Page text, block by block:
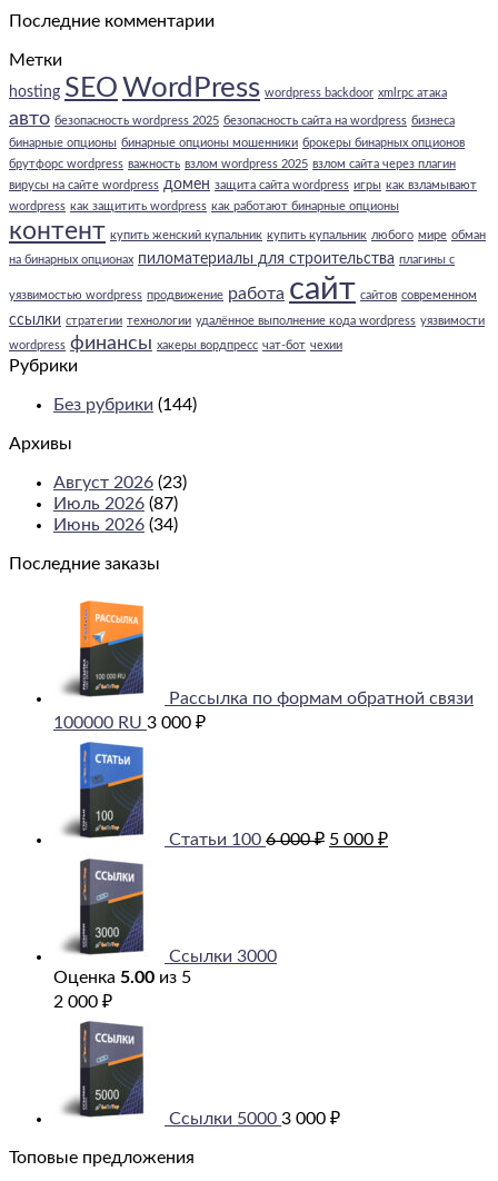
трофеев
отпусков
с
удочкой
Арбитраж
на
заработать
Последние комментарии
Метки
hosting SEO WordPress wordpress backdoor xmlrpc атака
авто безопасность wordpress 2025 безопасность сайта на wordpress бизнеса
бинарные опционы бинарные опционы мошенники брокеры бинарных опционов
брутфорс wordpress важность взлом wordpress 2025 взлом сайта через плагин
вирусы на сайте wordpress домен защита сайта wordpress игры как взламывают
wordpress как защитить wordpress как работают бинарные опционы
контент купить женский купальник купить купальник любого мире обман
на бинарных опционах пиломатериалы для строительства плагины с
уязвимостью wordpress продвижение работа сайт сайтов современном
ссылки стратегии технологии удалённое выполнение кода wordpress уязвимости
wordpress финансы хакеры вордпресс чат-бот чехии
Рубрики
Без рубрики (144)
Архивы
Август 2026 (23)
Июль 2026 (87)
Июнь 2026 (34)
Последние заказы
Рассылка по формам обратной связи
100000 RU 3 000 ₽
Статьи 100 6 000₽ 000 ₽.
5 000 ₽
Ссылки 3000
Оценка 5.00 из 5
2 000 ₽
Ссылки 5000 3 000 ₽
Топовые предложения